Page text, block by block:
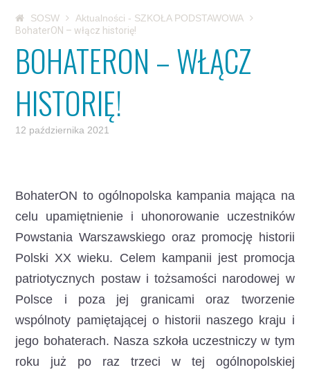
SOSW
Aktualności - SZKOŁA PODSTAWOWA
BohaterON – włącz historię!
BOHATERON – WŁĄCZ
HISTORIĘ!
12 października 2021
BohaterON to ogólnopolska kampania mająca na
celu upamiętnienie i uhonorowanie uczestników
Powstania Warszawskiego oraz promocję historii
Polski XX wieku. Celem kampanii jest promocja
patriotycznych postaw i tożsamości narodowej w
Polsce i poza jej granicami oraz tworzenie
wspólnoty pamiętającej o historii naszego kraju i
jego bohaterach. Nasza szkoła uczestniczy w tym
roku już po raz trzeci w tej ogólnopolskiej